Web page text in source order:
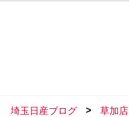
埼玉日産ブログ > 草加店